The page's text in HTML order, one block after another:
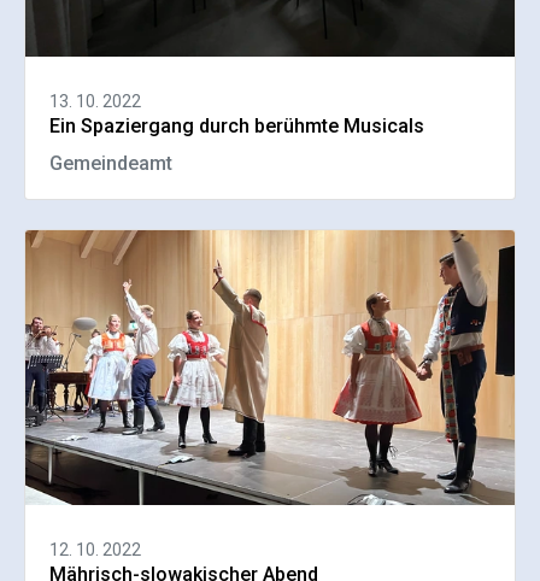
13. 10. 2022
Ein Spaziergang durch berühmte Musicals
Gemeindeamt
12. 10. 2022
Mährisch-slowakischer Abend